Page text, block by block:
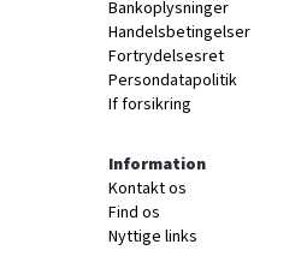
Bankoplysninger
Handelsbetingelser
Fortrydelsesret
Persondatapolitik
If forsikring
Information
Kontakt os
Find os
Nyttige links